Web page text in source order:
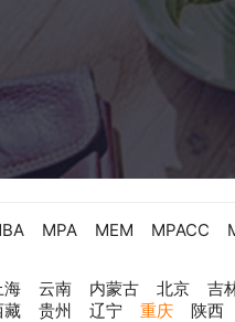
MPA MEM MPACC
海 云南 内蒙古 北京 吉
藏 贵州 辽宁 重庆 陕西